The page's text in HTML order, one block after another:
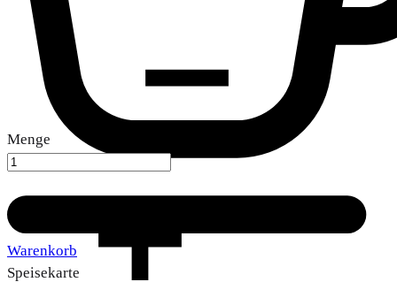
Warenkorb
Speisekarte
Menge